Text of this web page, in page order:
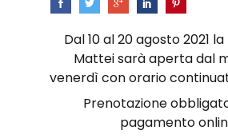
Dal 10 al 20 agosto 2021
Mattei sarà aperta dal
venerdì con orario
Prenotazione
pagamento